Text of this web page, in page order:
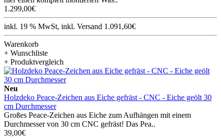
1.299,00€
inkl. 19 % MwSt, inkl. Versand 1.091,60€
Warenkorb
+ Wunschliste
+ Produktvergleich
Neu
Holzdeko Peace-Zeichen aus Eiche gefräst - CNC - Eiche geölt 30
cm Durchmesser
Großes Peace-Zeichen aus Eiche zum Aufhängen mit einem
Durchmesser von 30 cm CNC gefräst! Das Pea..
39,00€